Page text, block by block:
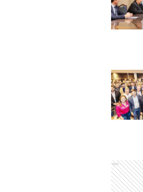
Ads